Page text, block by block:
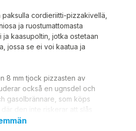
paksulla cordieriitti-pizzakivellä,
ja ruostumattomasta
ja kaasupoltin, jotka ostetaan
jossa se ei voi kaatua ja
8 mm tjock pizzasten av
också en ugnsdel och
gasolbrännare, som köps
den inte riskerar att slås
2024)